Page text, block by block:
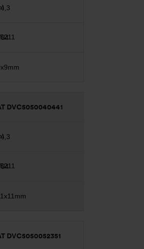
DVC5050040441
DVC5050052351